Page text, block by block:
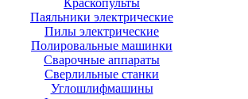
Краскопульты
Паяльники электрические
Пилы электрические
Полировальные машинки
Сварочные аппараты
Сверлильные станки
Углошлифмашины